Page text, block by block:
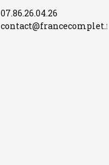
07.86.26.04.26
contact@francecomplet.fr